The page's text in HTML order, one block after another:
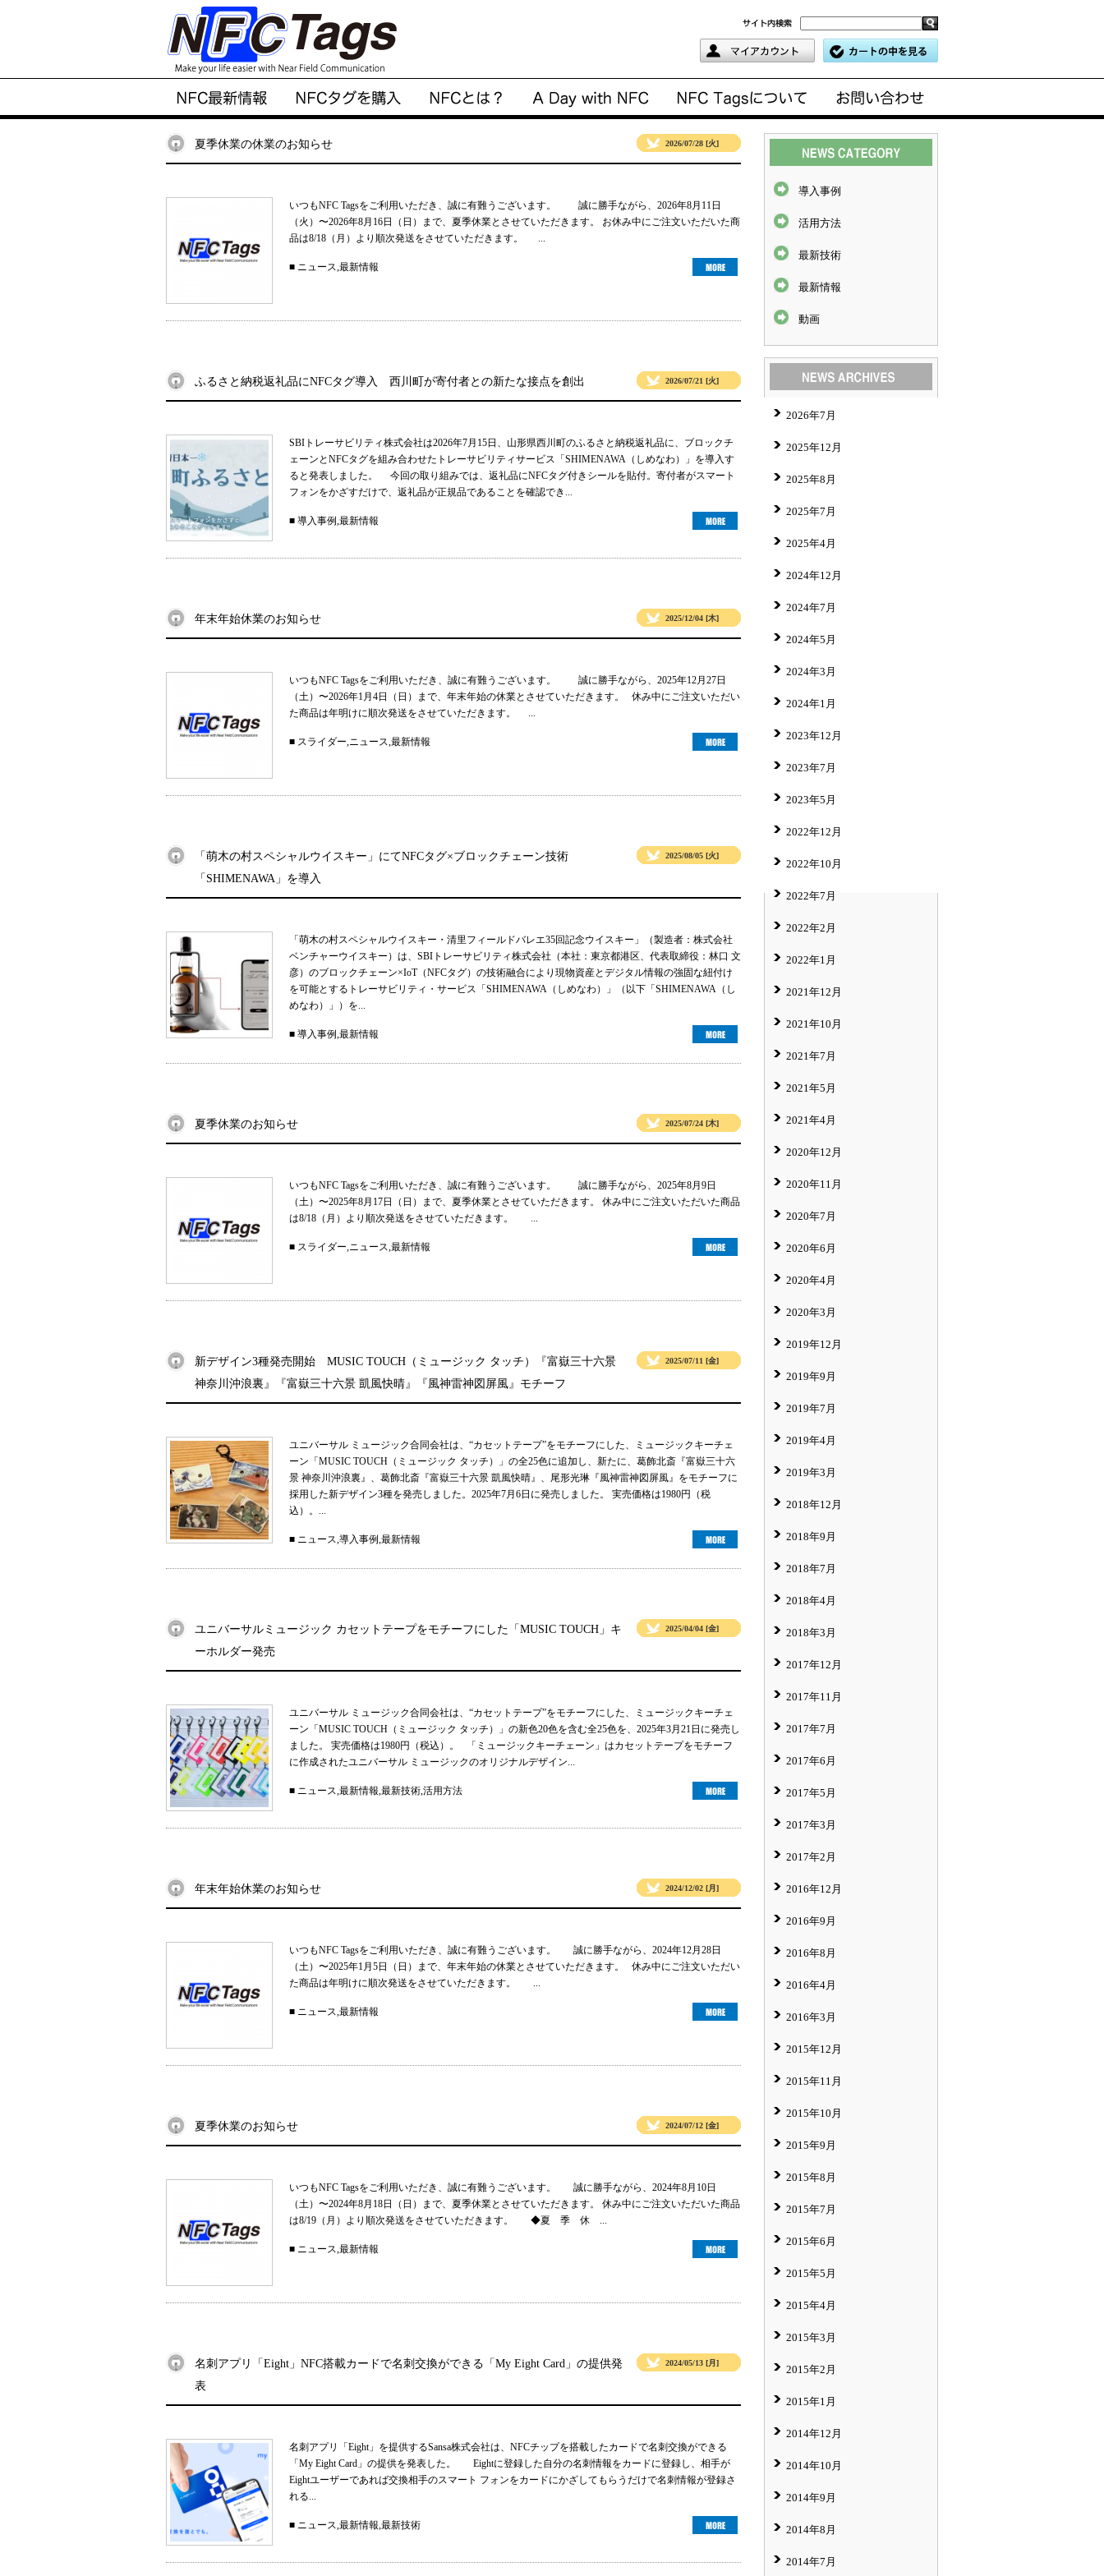
夏季休業の休業のお知らせ 2026/07/28 [火]
いつもNFC Tagsをご利用いただき、誠に有難うございます。 誠に勝手ながら、2026年8月11日
（火）〜2026年8月16日（日）まで、夏季休業とさせていただきます。 お休み中にご注文いただいた商
品は8/18（月）より順次発送をさせていただきます。 ...
■ ニュース,最新情報
ふるさと納税返礼品にNFCタグ導入 西川町が寄付者との新たな接点を創出 2026/07/21 [火]
SBIトレーサビリティ株式会社は2026年7月15日、山形県西川町のふるさと納税返礼品に、ブロックチ
ェーンとNFCタグを組み合わせたトレーサビリティサービス「SHIMENAWA（しめなわ）」を導入す
ると発表しました。 今回の取り組みでは、返礼品にNFCタグ付きシールを貼付。寄付者がスマート
フォンをかざすだけで、返礼品が正規品であることを確認でき...
■ 導入事例,最新情報
年末年始休業のお知らせ 2025/12/04 [木]
いつもNFC Tagsをご利用いただき、誠に有難うございます。 誠に勝手ながら、2025年12月27日
（土）〜2026年1月4日（日）まで、年末年始の休業とさせていただきます。 休み中にご注文いただい
た商品は年明けに順次発送をさせていただきます。 ...
■ スライダー,ニュース,最新情報
「萌木の村スペシャルウイスキー」にてNFCタグ×ブロックチェーン技術
「SHIMENAWA」を導入
2025/08/05 [火]
「萌木の村スペシャルウイスキー・清里フィールドバレエ35回記念ウイスキー」（製造者：株式会社
ベンチャーウイスキー）は、SBIトレーサビリティ株式会社（本社：東京都港区、代表取締役：林口 文
彦）のブロックチェーン×IoT（NFCタグ）の技術融合により現物資産とデジタル情報の強固な紐付け
を可能とするトレーサビリティ・サービス「SHIMENAWA（しめなわ）」（以下「SHIMENAWA（し
めなわ）」）を...
■ 導入事例,最新情報
夏季休業のお知らせ 2025/07/24 [木]
いつもNFC Tagsをご利用いただき、誠に有難うございます。 誠に勝手ながら、2025年8月9日
（土）〜2025年8月17日（日）まで、夏季休業とさせていただきます。 休み中にご注文いただいた商品
は8/18（月）より順次発送をさせていただきます。 ...
■ スライダー,ニュース,最新情報
新デザイン3種発売開始 MUSIC TOUCH（ミュージック タッチ）『富嶽三十六景
神奈川沖浪裏』『富嶽三十六景 凱風快晴』『風神雷神図屏風』モチーフ
2025/07/11 [金]
ユニバーサル ミュージック合同会社は、“カセットテープ”をモチーフにした、ミュージックキーチェ
ーン「MUSIC TOUCH（ミュージック タッチ）」の全25色に追加し、新たに、葛飾北斎『富嶽三十六
景 神奈川沖浪裏』、葛飾北斎『富嶽三十六景 凱風快晴』、尾形光琳『風神雷神図屏風』をモチーフに
採用した新デザイン3種を発売しました。2025年7月6日に発売しました。 実売価格は1980円（税
込）。...
■ ニュース,導入事例,最新情報
ユニバーサルミュージック カセットテープをモチーフにした「MUSIC TOUCH」キ
ーホルダー発売
2025/04/04 [金]
ユニバーサル ミュージック合同会社は、“カセットテープ”をモチーフにした、ミュージックキーチェ
ーン「MUSIC TOUCH（ミュージック タッチ）」の新色20色を含む全25色を、2025年3月21日に発売し
ました。 実売価格は1980円（税込）。 「ミュージックキーチェーン」はカセットテープをモチーフ
に作成されたユニバーサル ミュージックのオリジナルデザイン...
■ ニュース,最新情報,最新技術,活用方法
年末年始休業のお知らせ 2024/12/02 [月]
いつもNFC Tagsをご利用いただき、誠に有難うございます。 誠に勝手ながら、2024年12月28日
（土）〜2025年1月5日（日）まで、年末年始の休業とさせていただきます。 休み中にご注文いただい
た商品は年明けに順次発送をさせていただきます。 ...
■ ニュース,最新情報
夏季休業のお知らせ 2024/07/12 [金]
いつもNFC Tagsをご利用いただき、誠に有難うございます。 誠に勝手ながら、2024年8月10日
（土）〜2024年8月18日（日）まで、夏季休業とさせていただきます。 休み中にご注文いただいた商品
は8/19（月）より順次発送をさせていただきます。 ◆夏 季 休 ...
■ ニュース,最新情報
名刺アプリ「Eight」NFC搭載カードで名刺交換ができる「My Eight Card」の提供発
表
2024/05/13 [月]
名刺アプリ「Eight」を提供するSansa株式会社は、NFCチップを搭載したカードで名刺交換ができる
「My Eight Card」の提供を発表した。 Eightに登録した自分の名刺情報をカードに登録し、相手が
Eightユーザーであれば交換相手のスマート フォンをカードにかざしてもらうだけで名刺情報が登録さ
れる...
■ ニュース,最新情報,最新技術
導入事例
活用方法
最新技術
最新情報
動画
2026年7月
2025年12月
2025年8月
2025年7月
2025年4月
2024年12月
2024年7月
2024年5月
2024年3月
2024年1月
2023年12月
2023年7月
2023年5月
2022年12月
2022年10月
2022年7月
2022年2月
2022年1月
2021年12月
2021年10月
2021年7月
2021年5月
2021年4月
2020年12月
2020年11月
2020年7月
2020年6月
2020年4月
2020年3月
2019年12月
2019年9月
2019年7月
2019年4月
2019年3月
2018年12月
2018年9月
2018年7月
2018年4月
2018年3月
2017年12月
2017年11月
2017年7月
2017年6月
2017年5月
2017年3月
2017年2月
2016年12月
2016年9月
2016年8月
2016年4月
2016年3月
2015年12月
2015年11月
2015年10月
2015年9月
2015年8月
2015年7月
2015年6月
2015年5月
2015年4月
2015年3月
2015年2月
2015年1月
2014年12月
2014年10月
2014年9月
2014年8月
2014年7月